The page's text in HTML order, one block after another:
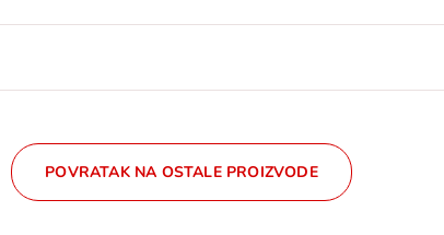
POVRATAK NA OSTALE PROIZVODE